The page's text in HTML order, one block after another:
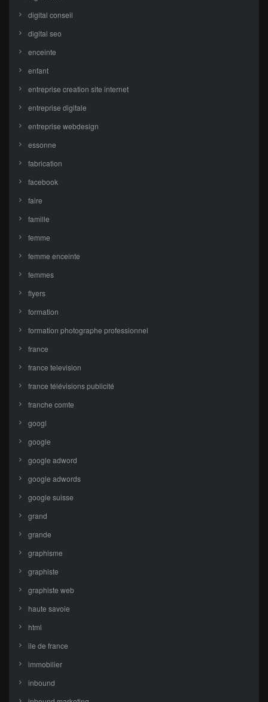
digital conseil
digital seo
enceinte
enfant
entreprise creation site internet
entreprise digitale
entreprise webdesign
essonne
fabrication
facebook
faire
famille
femme
femme enceinte
femmes
flyers
formation
formation photographe professionnel
france
france television
france télévisions publicité
franche comte
googl
google
google adword
google adwords
google suisse
grand
grande
graphisme
graphiste
graphiste web
haute savoie
html
ile de france
immobilier
inbound